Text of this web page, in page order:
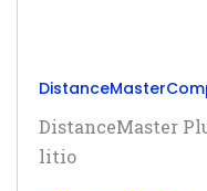
DistanceMaster
litio